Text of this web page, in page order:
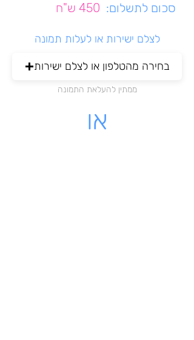
450 ש"ח סכום לתשלום:
לצלם ישירות או לעלות תמונה
בחירה מהטלפון או לצלם ישירות
ממתין להעלאת התמונה
או